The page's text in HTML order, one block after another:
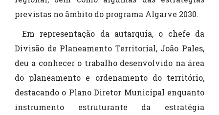
previstas no âmbito do programa Algarve 2030.
Em representação da autarquia, o chefe da
Divisão de Planeamento Territorial, João Pales,
deu a conhecer o trabalho desenvolvido na área
do planeamento e ordenamento do território,
destacando o Plano Diretor Municipal enquanto
instrumento estruturante da estratégia